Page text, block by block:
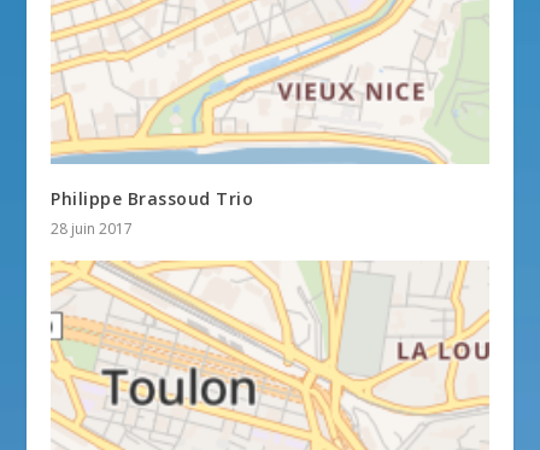
Philippe Brassoud Trio
28 juin 2017